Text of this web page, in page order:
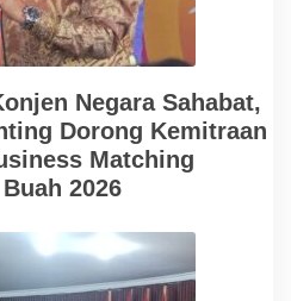
Negara Sahabat,
Dorong Kemitraan
Matching
2026